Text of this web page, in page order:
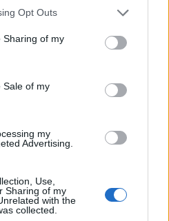
app uses one or more Google
behaviour. You may click to
and its third-party tags to
purposes in below Google
Opt Outs
Sharing of my
Sale of my
my
Advertising.
Use,
Sharing of my
with the
collected.
tökéletes választásnak
zenekar performanszai -
számítottam, de gyorsan
A Katona
a színház, mint